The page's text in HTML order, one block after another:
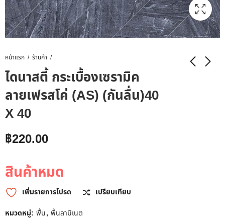
หน้าแรก ร้านค้า
ไดนาสตี้ กระเบื้องเซรามิค
ลายเฟรสโค่ (AS) (กันลื่น)40
X 40
฿220.00
สินค้าหมด
เพิ่มรายการโปรด
เปรียบเทียบ
หมวดหมู่: พื้น, พื้นลามิเนต